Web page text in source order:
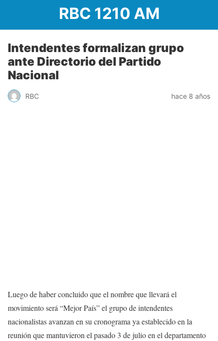
RBC 1210 AM
Intendentes formalizan grupo
ante Directorio del Partido
Nacional
RBC hace 8 años
Luego de haber concluido que el nombre que llevará el
movimiento será “Mejor País” el grupo de intendentes
nacionalistas avanzan en su cronograma ya establecido en la
reunión que mantuvieron el pasado 3 de julio en el departamento